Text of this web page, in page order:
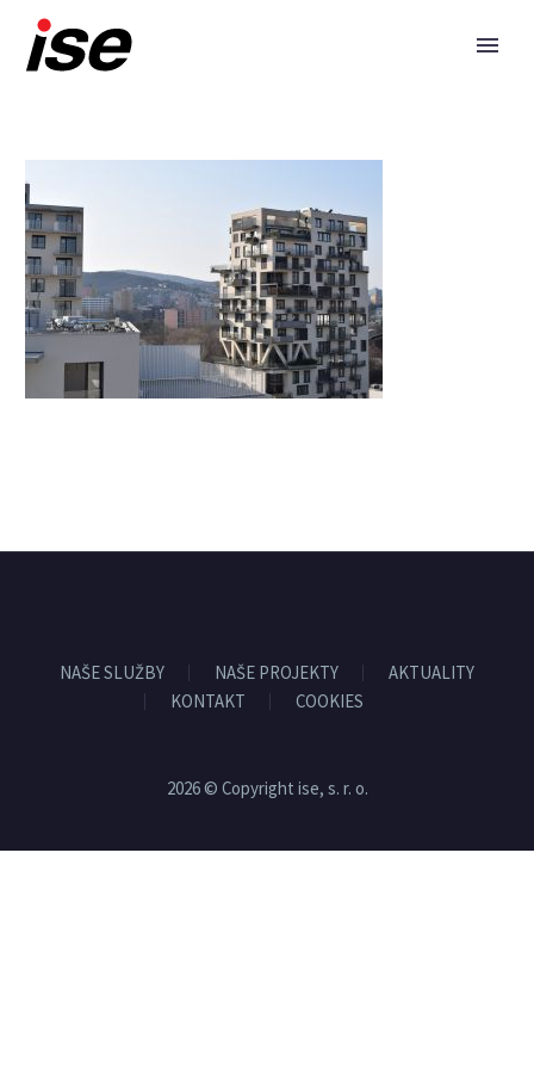
NAŠE SLUŽBY NAŠE PROJEKTY
AKTUALITY
KONTAKT
COOKIES
2026 © Copyright ise, s. r. o.